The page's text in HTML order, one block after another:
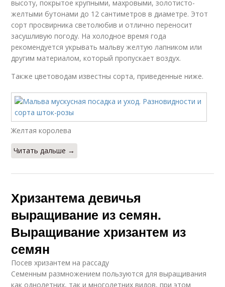
высоту, покрытое крупными, махровыми, золотисто-
желтыми бутонами до 12 сантиметров в диаметре. Этот
сорт просвирника светолюбив и отлично переносит
засушливую погоду. На холодное время года
рекомендуется укрывать мальву желтую лапником или
другим материалом, который пропускает воздух.
Также цветоводам известны сорта, приведенные ниже.
Желтая королева
Читать дальше →
Хризантема девичья
выращивание из семян.
Выращивание хризантем из
семян
Посев хризантем на рассаду
Семенным размножением пользуются для выращивания
как однолетних, так и многолетних видов, при этом